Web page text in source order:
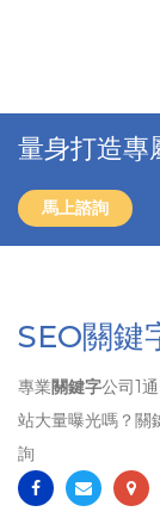
量身打造專
馬上諮詢
SEO關鍵
專業關鍵字公司1
站大量曝光嗎？關
詢